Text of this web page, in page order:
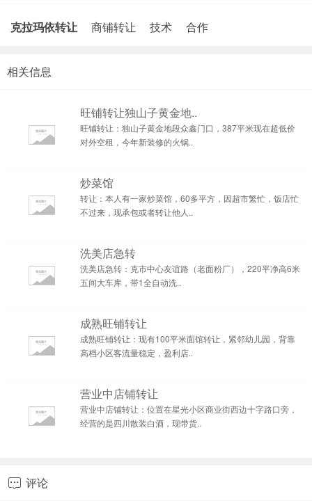
克拉玛依转让 商铺转让 技术 合作
相关信息
旺铺转让独山子黄金地..
旺铺转让：独山子黄金地段众鑫门口，387平米现在超低价
对外空租，今年新装修的火锅..
炒菜馆
转让：本人有一家炒菜馆，60多平方，因超市繁忙，饭店忙
不过来，现承包或者转让他人..
洗美店急转
洗美店急转：克市中心友谊路（老面粉厂），220平净高6米
五间大车库，带1全自动洗..
成熟旺铺转让
成熟旺铺转让：现有100平米面馆转让，紧邻幼儿园，背靠
高档小区客流量稳定，盈利店..
营业中店铺转让
营业中店铺转让：位置在星光小区商业街西边十字路口旁，
经营的是四川散装白酒，现带货..
 评论